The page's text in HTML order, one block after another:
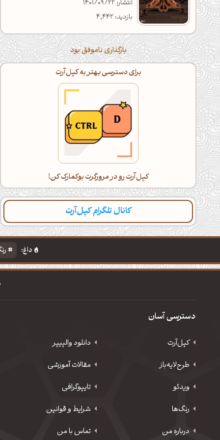
انتشار: 1401/09/22
بازدید: 4,442
بارگذاری ناموفق بود
برای دسترسی بهتر به کپل‌آرت
کپل‌آرت رو در مرورگرت بوکمارک کن!
کانال تلگرام کپل‌آرت
داغ:
دسترسی آسان
کپل‌آرت دانلود‌ والپیپر
طرح‌لایه‌باز
مقالات آموزشی
ویدئو
‌تایپوگرافی
رنگ‌ها
شرایط و قوانین
درباره من
تماس با من